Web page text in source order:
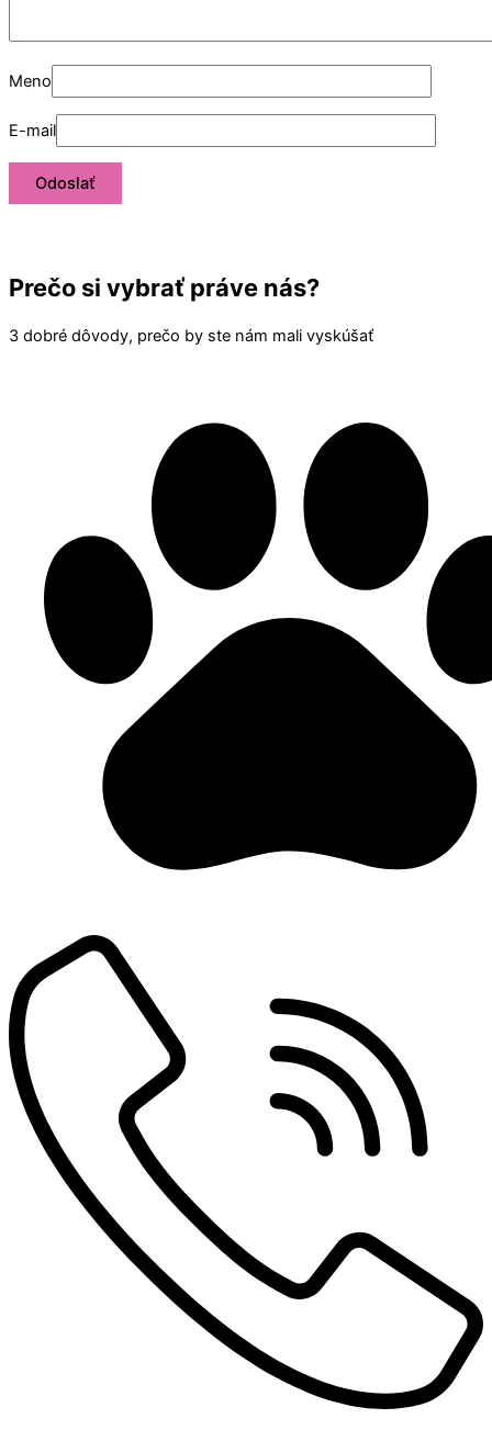
Meno
E-mail
Prečo si vybrať práve nás?
3 dobré dôvody, prečo by ste nám mali vyskúšať